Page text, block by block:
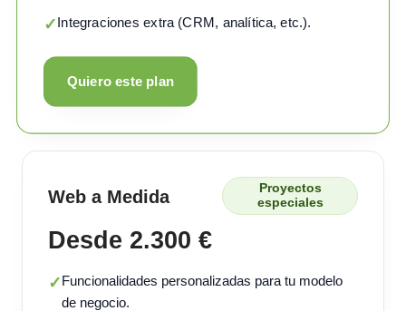
✓Integraciones extra (CRM, analítica, etc.).
Quiero este plan
Web a Medida
Proyectos
especiales
Desde 2.300 €
✓Funcionalidades personalizadas para tu modelo
de negocio.